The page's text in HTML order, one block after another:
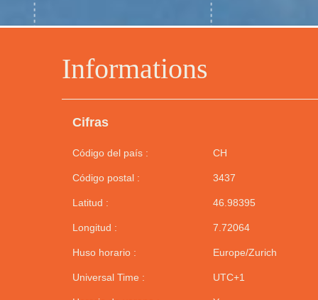
Informations
Cifras
Código del país : CH
Código postal : 3437
Latitud : 46.98395
Longitud : 7.72064
Huso horario : Europe/Zurich
Universal Time : UTC+1